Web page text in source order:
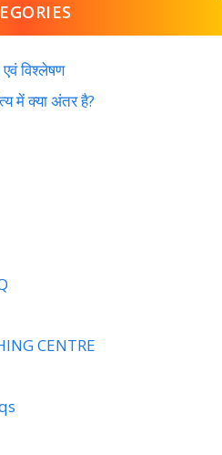
एवं विश्लेषण
में क्या अंतर है?
CENTRE